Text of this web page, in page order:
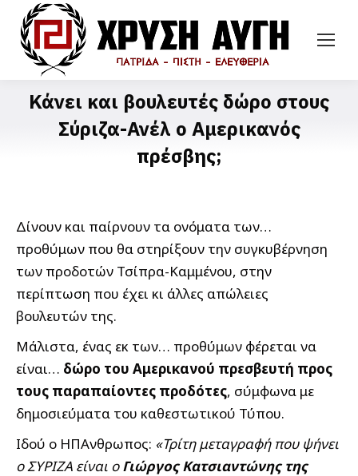
Κάνει και βουλευτές δώρo στους
Σύριζα-Ανέλ ο Αμερικανός
πρέσβης;
Δίνουν και παίρνουν τα ονόματα των…
προθύμων που θα στηρίξουν την συγκυβέρνηση
των προδοτών Τσίπρα-Καμμένου, στην
περίπτωση που έχει κι άλλες απώλειες
βουλευτών της.
Μάλιστα, ένας εκ των… προθύμων φέρεται να
είναι… δώρο του Αμερικανού πρεσβευτή προς
τους παραπαίοντες προδότες, σύμφωνα με
δημοσιεύματα του καθεστωτικού Τύπου.
Ιδού ο ΗΠΑνθρωπος: «Τρίτη μεταγραφή που ψήνει
ο ΣΥΡΙΖΑ είναι οΓιώργος Κατσιαντώνης της